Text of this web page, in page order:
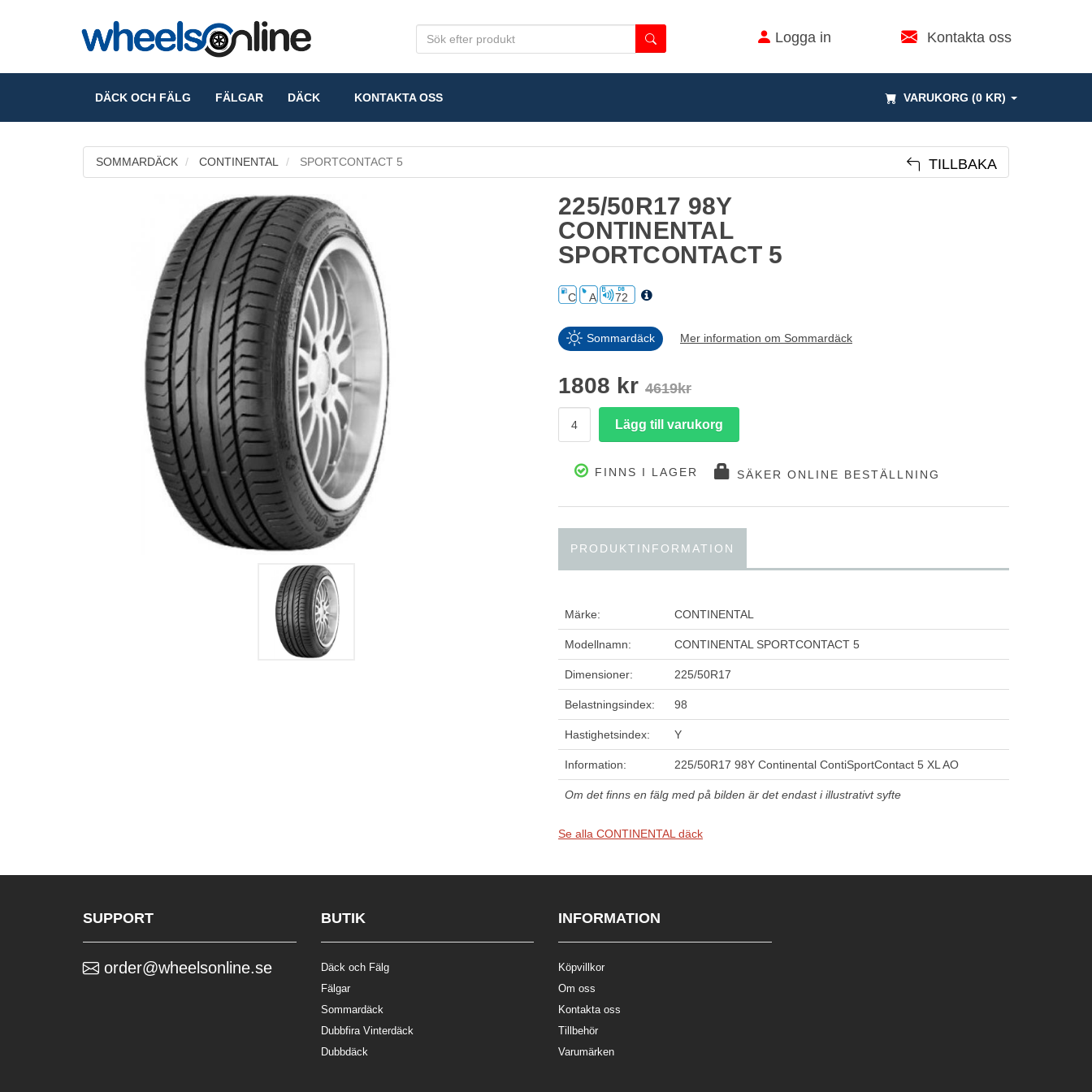
Logga in Kontakta oss
VARUKORG (0 KR)
DÄCK OCH FÄLG FÄLGAR DÄCK KONTAKTA OSS
SOMMARDÄCK CONTINENTAL SPORTCONTACT 5 TILLBAKA
225/50R17 98Y
CONTINENTAL
SPORTCONTACT 5
C A 72
Sommardäck Mer information om Sommardäck
1808 kr 4619kr
FINNS I LAGER SÄKER ONLINE BESTÄLLNING
PRODUKTINFORMATION
Märke: CONTINENTAL
Modellnamn: CONTINENTAL SPORTCONTACT 5
Dimensioner: 225/50R17
Belastningsindex: 98
Hastighetsindex: Y
Information: 225/50R17 98Y Continental ContiSportContact 5 XL AO
Om det finns en fälg med på bilden är det endast i illustrativt syfte
Se alla CONTINENTAL däck
SUPPORT
order@wheelsonline.se
BUTIK
Däck och Fälg
Fälgar
Sommardäck
Dubbfira Vinterdäck
Dubbdäck
INFORMATION
Köpvillkor
Om oss
Kontakta oss
Tillbehör
Varumärken